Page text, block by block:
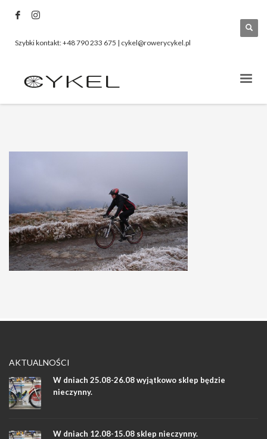
Szybki kontakt: +48 790 233 675 | cykel@rowerycykel.pl
AKTUALNOŚCI
W dniach 25.08-26.08 wyjątkowo sklep będzie
nieczynny.
W dniach 12.08-15.08 sklep nieczynny.